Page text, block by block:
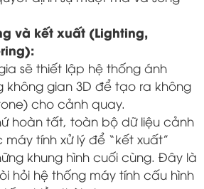
và kết xuất (Lighting,
sẽ thiết lập hệ thống ánh
không gian 3D để tạo ra không
cho cảnh quay.
hoàn tất, toàn bộ dữ liệu cảnh
tính xử lý để “kết xuất”
khung hình cuối cùng. Đây là
hỏi hệ thống máy tính cấu hình